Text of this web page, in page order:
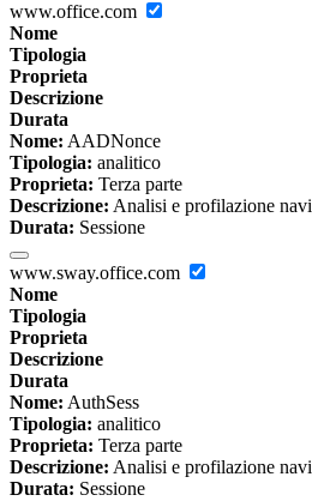
www.office.com
Nome
Tipologia
Proprieta
Descrizione
Durata
Nome: AADNonce
Tipologia: analitico
Proprieta: Terza parte
Descrizione: Analisi e profilazione
Durata: Sessione
www.sway.office.com
Nome
Tipologia
Proprieta
Descrizione
Durata
Nome: AuthSess
Tipologia: analitico
Proprieta: Terza parte
Descrizione: Analisi e profilazione
Durata: Sessione